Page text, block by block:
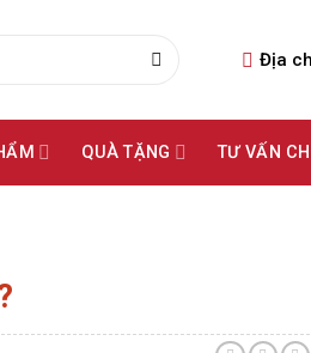
Địa
QUÀ TẶNG TƯ VẤN